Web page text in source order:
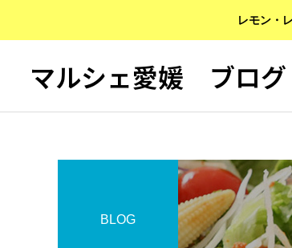
レモン・
マルシェ愛媛 ブログ
BLOG